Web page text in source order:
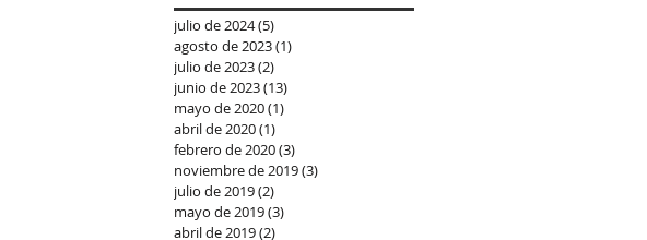
julio de 2024(5)
agosto de 2023(1)
julio de 2023(2)
junio de 2023(13)
mayo de 2020(1)
abril de 2020(1)
febrero de 2020(3)
noviembre de 2019(3)
julio de 2019(2)
mayo de 2019(3)
abril de 2019(2)